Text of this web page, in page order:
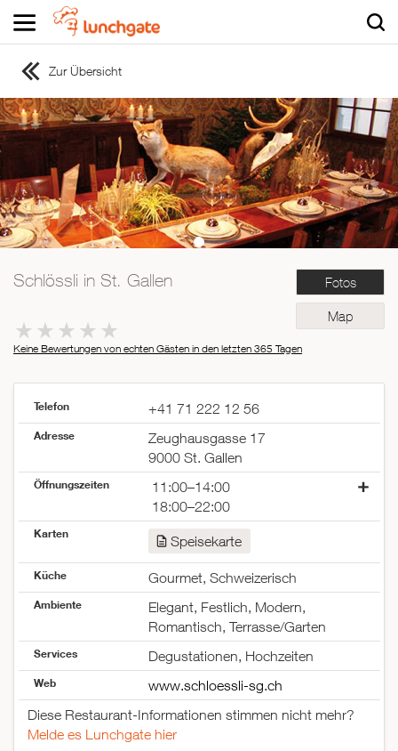
ZUR STARTSEITE
ZUR RESTAURANTSUCHE
Asiatisch
Italienisch
Französisch
Traditionell
Mexikanisch
Zur Übersicht
Fotos
Map
Schlössli in St. Gallen
Keine Bewertungen von echten Gästen in den letzten 365 Tagen
Telefon +41 71 222 12 56
Adresse
Zeughausgasse 17
9000 St. Gallen
Öffnungszeiten
11:00–14:00
18:00–22:00
Montag
Dienstag
Mittwoch
Donnerstag
Freitag
Samstag
Sonntag
11:00–14:00
18:00–22:00
11:00–14:00
18:00–22:00
11:00–14:00
18:00–22:00
11:00–14:00
18:00–22:00
11:00–14:00
18:00–22:00
geschlossen
geschlossen
Karten Speisekarte
Küche Gourmet, Schweizerisch
Ambiente
Elegant, Festlich, Modern,
Romantisch, Terrasse/Garten
Services Degustationen, Hochzeiten
Web
www.schloessli-sg.ch
Diese Restaurant-Informationen stimmen nicht mehr?
Melde es Lunchgate hier